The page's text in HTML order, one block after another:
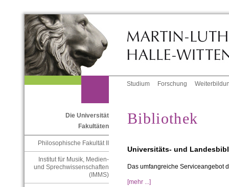
Studium Forschung
Die Universität
Fakultäten
Philosophische Fakultät II
Institut für Musik, Medien-
und Sprechwissenschaften
(IMMS)
Bibliothek
Universitäts- und
Das umfangreiche Serviceangebot
[mehr ...]